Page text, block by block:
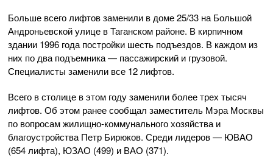
Больше всего лифтов заменили в доме 25/33 на Большой
Андроньевской улице в Таганском районе. В кирпичном
здании 1996 года постройки шесть подъездов. В каждом из
них по два подъемника — пассажирский и грузовой.
Специалисты заменили все 12 лифтов.
Всего в столице в этом году заменили более трех тысяч
лифтов. Об этом ранее сообщал заместитель Мэра Москвы
по вопросам жилищно-коммунального хозяйства и
благоустройства Петр Бирюков. Среди лидеров — ЮВАО
(654 лифта), ЮЗАО (499) и ВАО (371).